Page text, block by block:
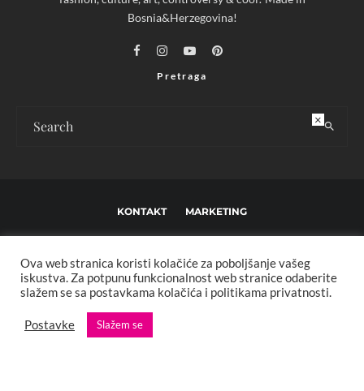
Bosnia&Herzegovina!
Pretraga
KONTAKT MARKETING
IMPRESSUM O NAMA
Copyright © 2013 - 2025 FBL creative. Sva prava zadržana. Developed by:
XStreamThemes
Ova web stranica koristi kolačiće za poboljšanje vašeg
iskustva. Za potpunu funkcionalnost web stranice odaberite
slažem se sa postavkama kolačića i politikama privatnosti.
Postavke Slažem se
×